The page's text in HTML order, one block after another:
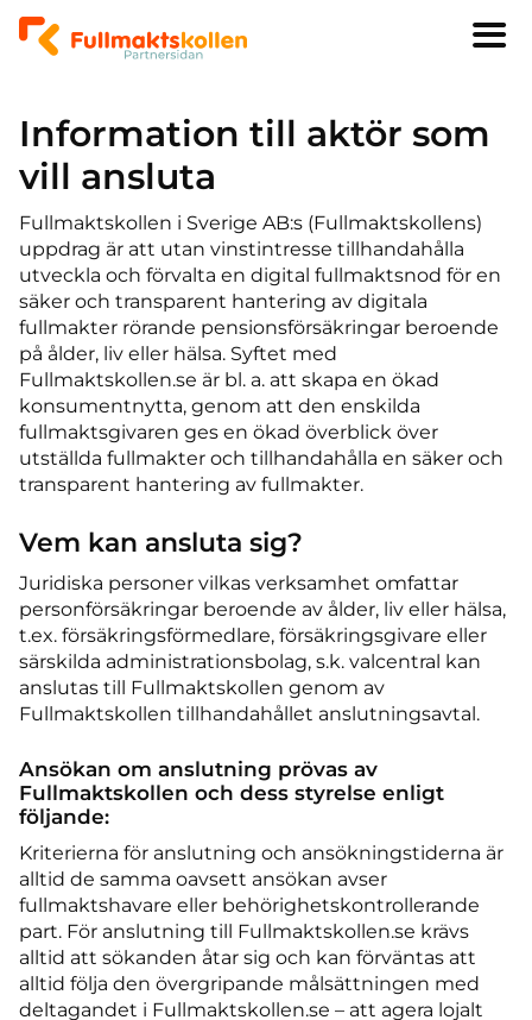
Information till aktör som
vill ansluta
Fullmaktskollen i Sverige AB:s (Fullmaktskollens)
uppdrag är att utan vinstintresse tillhandahålla
utveckla och förvalta en digital fullmaktsnod för en
säker och transparent hantering av digitala
fullmakter rörande pensionsförsäkringar beroende
på ålder, liv eller hälsa. Syftet med
Fullmaktskollen.se är bl. a. att skapa en ökad
konsumentnytta, genom att den enskilda
fullmaktsgivaren ges en ökad överblick över
utställda fullmakter och tillhandahålla en säker och
transparent hantering av fullmakter.
Vem kan ansluta sig?
Juridiska personer vilkas verksamhet omfattar
personförsäkringar beroende av ålder, liv eller hälsa,
t.ex. försäkringsförmedlare, försäkringsgivare eller
särskilda administrationsbolag, s.k. valcentral kan
anslutas till Fullmaktskollen genom av
Fullmaktskollen tillhandahållet anslutningsavtal.
Ansökan om anslutning prövas av
Fullmaktskollen och dess styrelse enligt
följande:
Kriterierna för anslutning och ansökningstiderna är
alltid de samma oavsett ansökan avser
fullmaktshavare eller behörighetskontrollerande
part. För anslutning till Fullmaktskollen.se krävs
alltid att sökanden åtar sig och kan förväntas att
alltid följa den övergripande målsättningen med
deltagandet i Fullmaktskollen.se – att agera lojalt